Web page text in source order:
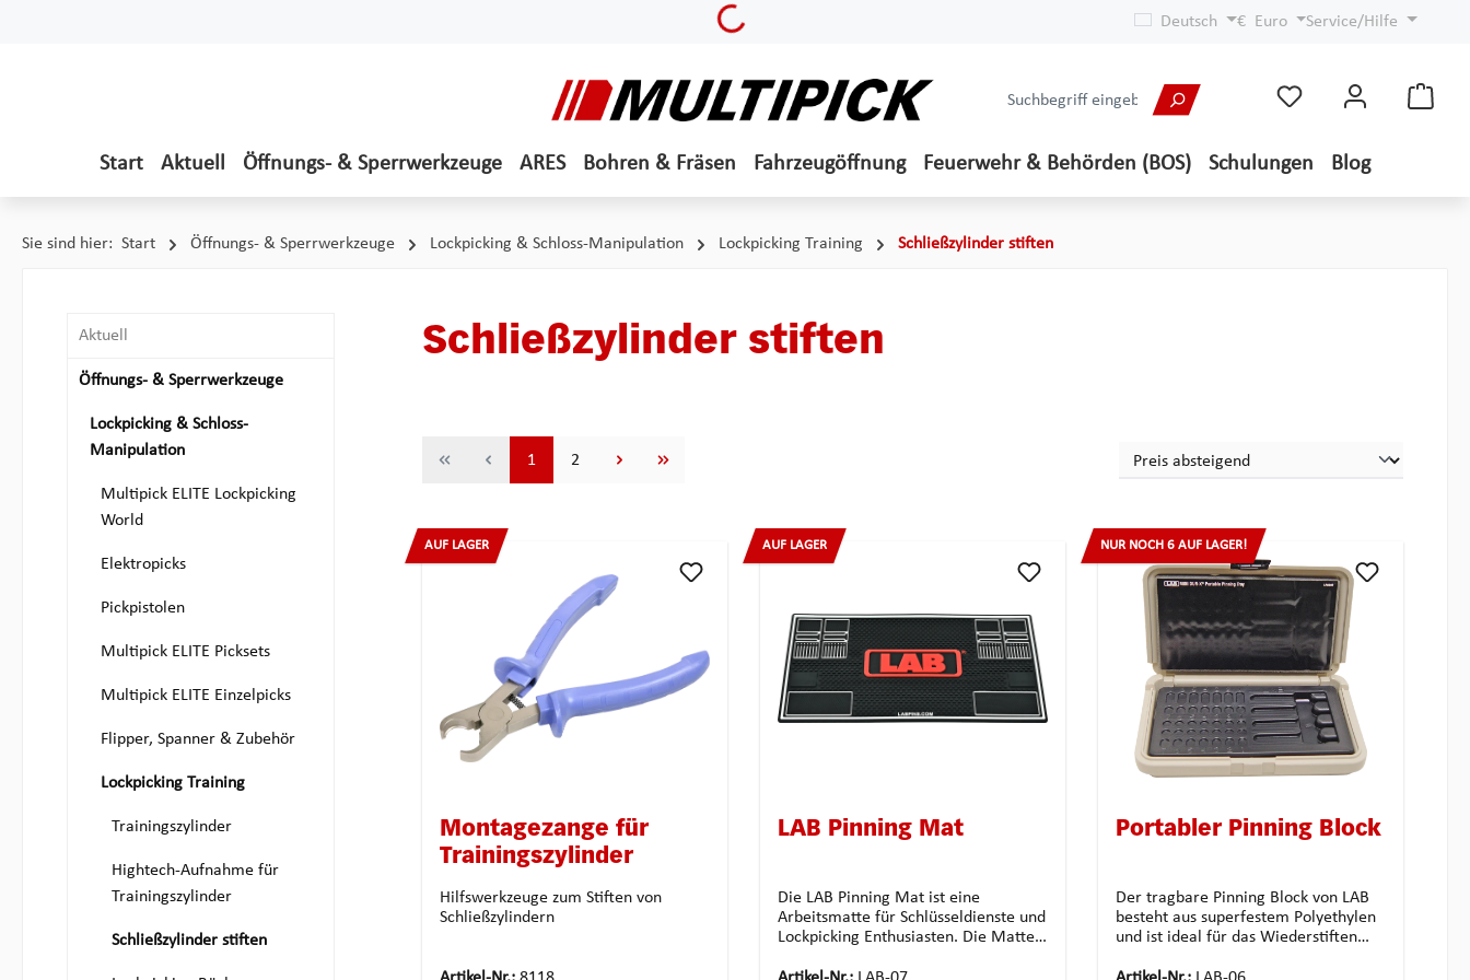
Loading... Deutsch € Euro Service/Hilfe
Start Aktuell Öffnungs- & Sperrwerkzeuge ARES Bohren & Fräsen Fahrzeugöffnung Feuerwehr & Behörden (BOS) Schulungen Blog
Sie sind hier: Start Öffnungs- & Sperrwerkzeuge Lockpicking & Schloss-Manipulation Lockpicking Training Schließzylinder stiften
Aktuell
Öffnungs- & Sperrwerkzeuge
Lockpicking & Schloss-
Manipulation
Multipick ELITE Lockpicking
World
Elektropicks
Pickpistolen
Multipick ELITE Picksets
Multipick ELITE Einzelpicks
Flipper, Spanner & Zubehör
Lockpicking Training
Trainingszylinder
Hightech-Aufnahme für
Trainingszylinder
Schließzylinder stiften
Schließzylinder stiften
Seite
1 Seite
2
AUF LAGER
Montagezange für
Trainingszylinder
Hilfswerkzeuge zum Stiften von
Schließzylindern
AUF LAGER
LAB Pinning Mat
Die LAB Pinning Mat ist eine
Arbeitsmatte für Schlüsseldienste und
Lockpicking Enthusiasten. Die Matte
NUR NOCH 6 AUF LAGER!
Portabler Pinning Block
Der tragbare Pinning Block von LAB
besteht aus superfestem Polyethylen
und ist ideal für das Wiederstiften